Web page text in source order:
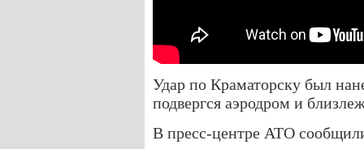
Удар по Краматорску был
подвергся аэродром и
В пресс-центре АТО